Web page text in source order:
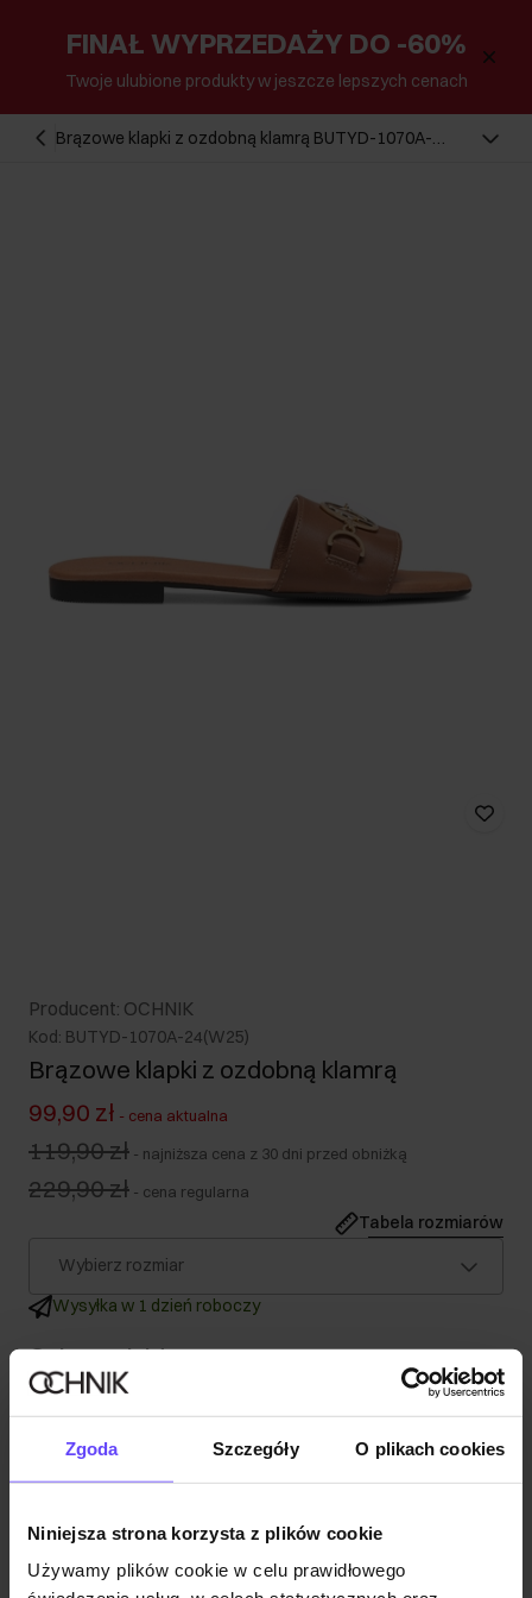
Zgoda Szczegóły O plikach cookies
Niniejsza strona korzysta z plików cookie
Używamy plików cookie w celu prawidłowego
FINAŁ WYPRZEDAŻY DO -60%
Twoje ulubione produkty w jeszcze lepszych cenach
Brązowe klapki z ozdobną klamrą BUTYD-1070A-
Producent: OCHNIK
Kod: BUTYD-1070A-24(W25)
Brązowe klapki z ozdobną klamrą
99,90 zł - cena aktualna
119,90 zł - najniższa cena z 30 dni przed obniżką
229,90 zł - cena regularna
Tabela rozmiarów
Wybierz rozmiar
Wysyłka w 1 dzień roboczy
Opis produktu
Opinie